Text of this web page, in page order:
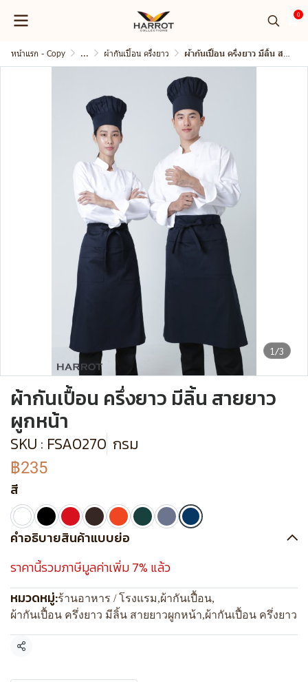
0
หน้าแรก - Copy ... ผ้ากันเปื้อน ครึ่งยาว ผ้ากันเปื้อน ครึ่งยาว มีลิ้น สายยาวผูกหน้า
1/3
ผ้ากันเปื้อน ครึ่งยาว มีลิ้น สายยาว
ผูกหน้า
SKU : FSA0270 กรม
฿235
สี
คำอธิบายสินค้าแบบย่อ
ราคานี้รวมภาษีมูลค่าเพิ่ม 7% แล้ว
หมวดหมู่:ร้านอาหาร / โรงแรม,ผ้ากันเปื้อน,
ผ้ากันเปื้อน ครึ่งยาว มีลิ้น สายยาวผูกหน้า,ผ้ากันเปื้อน ครึ่งยาว
แชร์